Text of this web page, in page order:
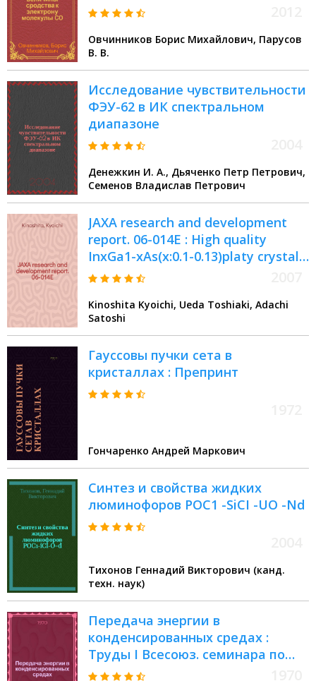
Овчинников Борис Михайлович, Парусов
В. В.
Исследование чувствительности
ФЭУ-62 в ИК спектральном
диапазоне
Денежкин И. А., Дьяченко Петр Петрович,
Семенов Владислав Петрович
JAXA research and development
report. 06-014E : High quality
InxGa1-xAs(x:0.1-0.13)platy crystal
growth for semiconductor laser
Kinoshita Kyoichi, Ueda Toshiaki, Adachi
Satoshi
Гауссовы пучки сета в
кристаллах : Препринт
Гончаренко Андрей Маркович
Синтез и свойства жидких
люминофоров POC1 -SiCI -UO -Nd
Тихонов Геннадий Викторович (канд.
техн. наук)
Передача энергии в
конденсированных средах :
Труды I Всесоюз. семинара по
безызлучательной передаче